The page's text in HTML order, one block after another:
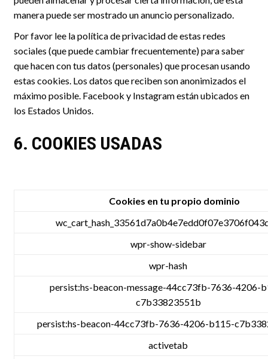
manera puede ser mostrado un anuncio personalizado.
Por favor lee la política de privacidad de estas redes
sociales (que puede cambiar frecuentemente) para saber
que hacen con tus datos (personales) que procesan usando
estas cookies. Los datos que reciben son anonimizados el
máximo posible. Facebook y Instagram están ubicados en
los Estados Unidos.
6. COOKIES USADAS
Cookies en tu propio dominio
wpr-show-sidebar
wpr-hash
persist:hs-beacon-message-44cc73fb-7636-4206-
c7b33823551b
persist:hs-beacon-44cc73fb-7636-4206-b115-
activetab